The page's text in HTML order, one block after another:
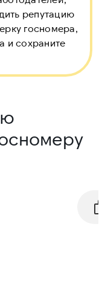
репутацию
госномера,
и сохраните